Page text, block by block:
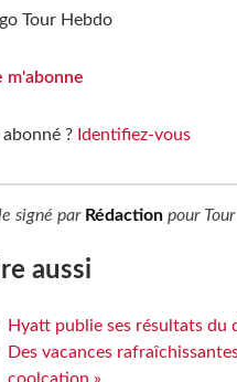
m'abonne
abonné ? Identifiez-vous
signé par Rédactionpour
aussi
Hyatt publie ses résultats du
Des vacances